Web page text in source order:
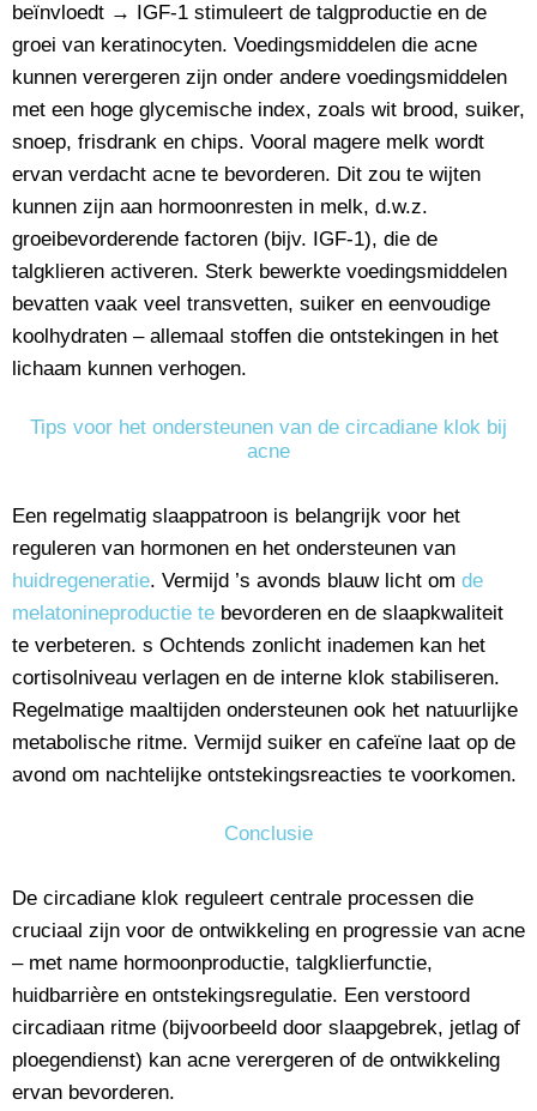
beïnvloedt → IGF-1 stimuleert de talgproductie en de
groei van keratinocyten. Voedingsmiddelen die acne
kunnen verergeren zijn onder andere voedingsmiddelen
met een hoge glycemische index, zoals wit brood, suiker,
snoep, frisdrank en chips. Vooral magere melk wordt
ervan verdacht acne te bevorderen. Dit zou te wijten
kunnen zijn aan hormoonresten in melk, d.w.z.
groeibevorderende factoren (bijv. IGF-1), die de
talgklieren activeren. Sterk bewerkte voedingsmiddelen
bevatten vaak veel transvetten, suiker en eenvoudige
koolhydraten – allemaal stoffen die ontstekingen in het
lichaam kunnen verhogen.
Tips voor het ondersteunen van de circadiane klok bij
acne
Een regelmatig slaappatroon is belangrijk voor het
reguleren van hormonen en het ondersteunen van
huidregeneratie. Vermijd ’s avonds blauw licht om de
melatonineproductie te bevorderen en de slaapkwaliteit
te verbeteren. s Ochtends zonlicht inademen kan het
cortisolniveau verlagen en de interne klok stabiliseren.
Regelmatige maaltijden ondersteunen ook het natuurlijke
metabolische ritme. Vermijd suiker en cafeïne laat op de
avond om nachtelijke ontstekingsreacties te voorkomen.
Conclusie
De circadiane klok reguleert centrale processen die
cruciaal zijn voor de ontwikkeling en progressie van acne
– met name hormoonproductie, talgklierfunctie,
huidbarrière en ontstekingsregulatie. Een verstoord
circadiaan ritme (bijvoorbeeld door slaapgebrek, jetlag of
ploegendienst) kan acne verergeren of de ontwikkeling
ervan bevorderen.